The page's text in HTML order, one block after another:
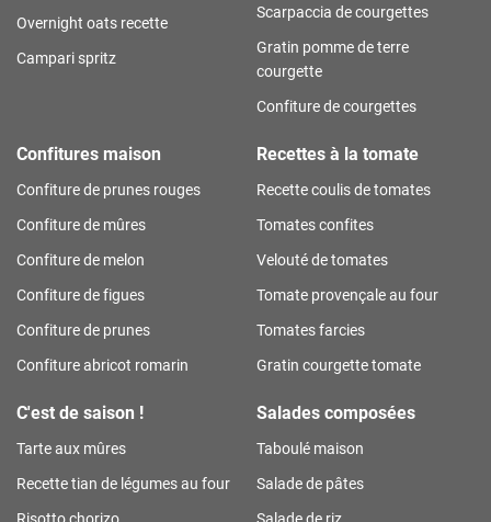
Overnight oats recette
Campari spritz
Scarpaccia de courgettes
Gratin pomme de terre
courgette
Confiture de courgettes
Confitures maison
Confiture de prunes rouges
Confiture de mûres
Confiture de melon
Confiture de figues
Confiture de prunes
Confiture abricot romarin
Recettes à la tomate
Recette coulis de tomates
Tomates confites
Velouté de tomates
Tomate provençale au four
Tomates farcies
Gratin courgette tomate
C'est de saison !
Tarte aux mûres
Recette tian de légumes au four
Salades composées
Taboulé maison
Salade de pâtes